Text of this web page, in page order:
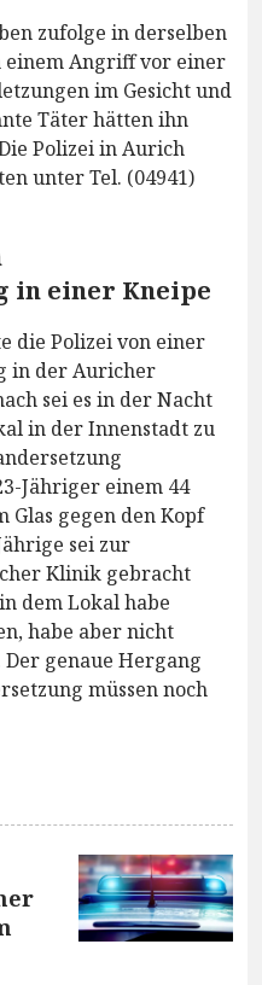
zufolge in derselben
einem Angriff vor einer
im Gesicht und
Täter hätten ihn
Polizei in Aurich
unter Tel. (04941)
in einer Kneipe
die Polizei von einer
in der Auricher
sei es in der Nacht
in der Innenstadt zu
Jähriger einem 44
Glas gegen den Kopf
sei zur
Klinik gebracht
dem Lokal habe
habe aber nicht
genaue Hergang
müssen noch